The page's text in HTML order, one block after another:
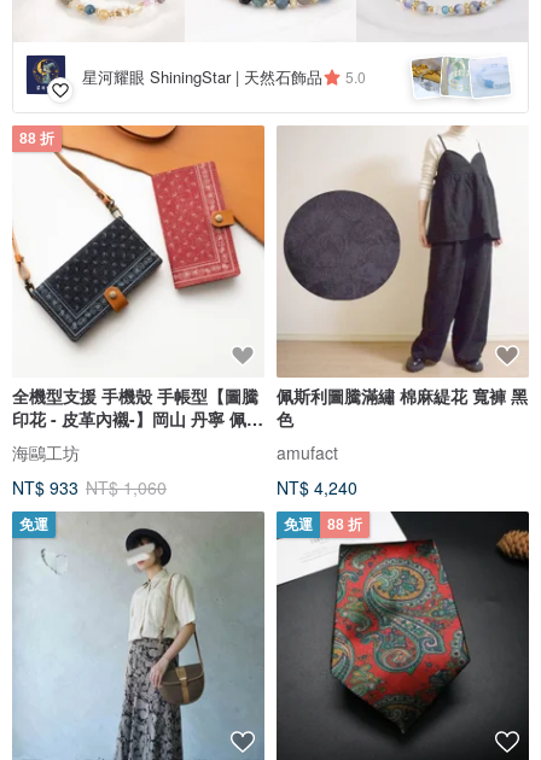
星河耀眼 ShiningStar | 天然石飾品 5.0
88 折
全機型支援 手機殼 手帳型【圖騰
印花 - 皮革內襯-】岡山 丹寧 佩斯
利風 真皮 皮革 iPhone Xperia
Galaxy AC05K
海鷗工坊
NT$ 933 NT$ 1,060
佩斯利圖騰滿繡 棉麻緹花 寬褲 黑
色
amufact
NT$ 4,240
免運 免運 88 折